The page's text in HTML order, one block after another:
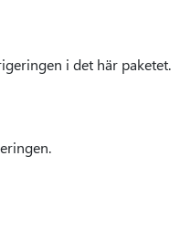
i det här paketet.